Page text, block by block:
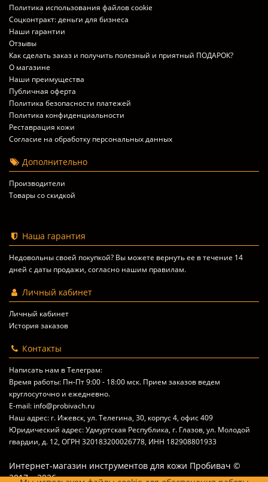
Политика использования файлов cookie
Соцконтракт: деньги для бизнеса
Наши гарантии
Отзывы
Как сделать заказ и получить полезный и приятный ПОДАРОК?
О магазине
Наши преимущества
Публичная оферта
Политика безопасности платежей
Политика конфиденциальности
Реставрация кожи
Согласие на обработку персональных данных
Дополнительно
Производители
Товары со скидкой
Наша гарантия
Недовольны своей покупкой? Вы можете вернуть ее в течение 14
дней с даты продажи, согласно нашим правилам.
Личный кабинет
Личный кабинет
История заказов
Контакты
Написать нам в Телеграм:
Время работы: Пн-Пт 9:00 - 18:00 мск. Прием заказов ведем
круглосуточно и ежедневно.
E-mail: info@probivach.ru
Наш адрес: г. Ижевск, ул. Телегина, 30, корпус 4, офис 409
Юридический адрес: Удмуртская Республика, г. Глазов, ул. Молодой
гвардии, д. 12, ОГРН 320183200026778, ИНН 182908801933
Интернет-магазин инструментов для кожи Пробивач ©
2017 – 2026